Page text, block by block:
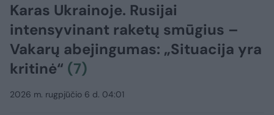
Karas Ukrainoje. Rusijai
intensyvinant raketų smūgius –
Vakarų abejingumas: „Situacija yra
kritinė“ (7)
2026 m. rugpjūčio 6 d. 04:01